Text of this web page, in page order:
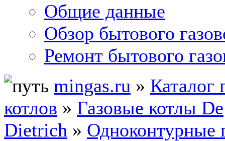
Общие данные
Обзор бытового
Ремонт бытового
mingas.ru » Каталог
котлов » Газовые котлы De
Dietrich » Одноконтурные